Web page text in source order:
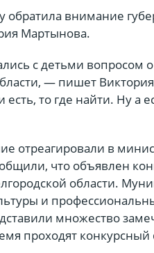
обратила внимание
Мартынова.
с детьми вопросом
— пишет
есть, то где найти. Ну а
отреагировали в
что объявлен
области.
и
множество
проходят конкурсный